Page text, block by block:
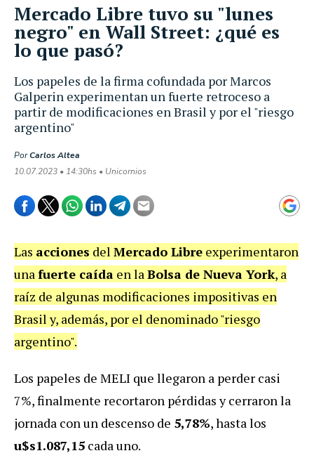
Los papeles de la firma cofundada por Marcos
Galperin experimentan un fuerte retroceso a
partir de modificaciones en Brasil y por el "riesgo
argentino"
PorCarlos Altea
10.07.2023 • 14:30hs • Unicornios
Mercado Libre tuvo su "lunes
negro" en Wall Street: ¿qué es
lo que pasó?
Las acciones del Mercado Libre experimentaron
unafuerte caída en laBolsa de Nueva York, a
raíz de algunas modificaciones impositivas en
Brasil y, además, por el denominado "riesgo
argentino".
Los papeles de MELI que llegaron a perder casi
7%, finalmente recortaron pérdidas y cerraron la
jornada con un descenso de 5,78%, hasta los
u$s1.087,15 cada uno.